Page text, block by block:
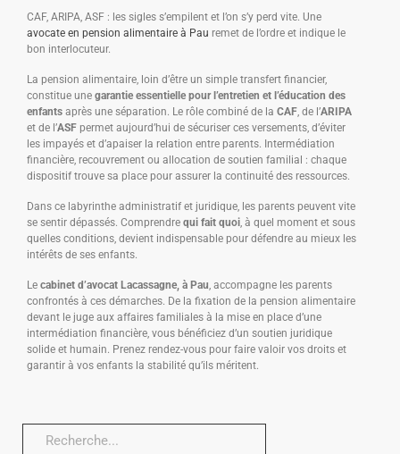
CAF, ARIPA, ASF : les sigles s’empilent et l’on s’y perd vite. Une
avocate en pension alimentaire à Pau remet de l’ordre et indique le
bon interlocuteur.
La pension alimentaire, loin d’être un simple transfert financier,
constitue une garantie essentielle pour l’entretien et l’éducation des
enfants après une séparation. Le rôle combiné de la CAF, de l’ARIPA
et de l’ASF permet aujourd’hui de sécuriser ces versements, d’éviter
les impayés et d’apaiser la relation entre parents. Intermédiation
financière, recouvrement ou allocation de soutien familial : chaque
dispositif trouve sa place pour assurer la continuité des ressources.
Dans ce labyrinthe administratif et juridique, les parents peuvent vite
se sentir dépassés. Comprendre qui fait quoi, à quel moment et sous
quelles conditions, devient indispensable pour défendre au mieux les
intérêts de ses enfants.
Le cabinet d’avocat Lacassagne, à Pau, accompagne les parents
confrontés à ces démarches. De la fixation de la pension alimentaire
devant le juge aux affaires familiales à la mise en place d’une
intermédiation financière, vous bénéficiez d’un soutien juridique
solide et humain. Prenez rendez-vous pour faire valoir vos droits et
garantir à vos enfants la stabilité qu’ils méritent.